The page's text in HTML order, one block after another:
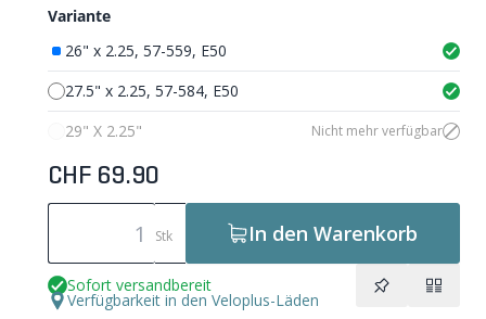
Variante
26" x 2.25, 57-559, E50
27.5" x 2.25, 57-584, E50
29" X 2.25"
Nicht mehr verfügbar
CHF 69.90
Stk In den Warenkorb
Sofort versandbereit
Verfügbarkeit in den Veloplus-Läden